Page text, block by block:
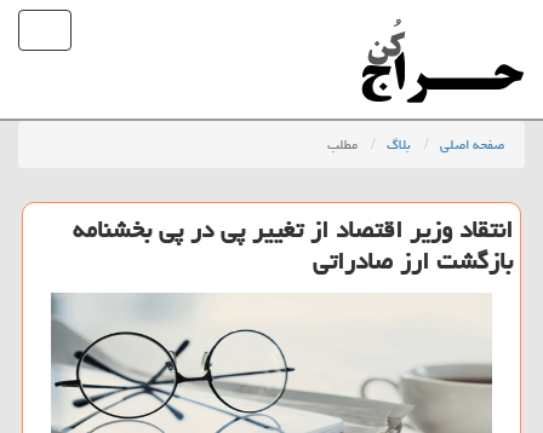
صفحه اصلی بلاگ مطلب
انتقاد وزیر اقتصاد از تغییر پی در پی بخشنامه
بازگشت ارز صادراتی